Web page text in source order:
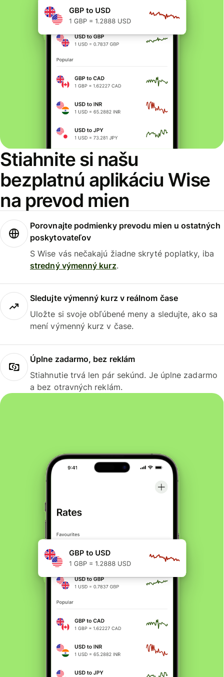
Stiahnite si našu
bezplatnú aplikáciu Wise
na prevod mien
Porovnajte podmienky prevodu mien u ostatných
poskytovateľov
S Wise vás nečakajú žiadne skryté poplatky, iba
stredný výmenný kurz.
Sledujte výmenný kurz v reálnom čase
Uložte si svoje obľúbené meny a sledujte, ako sa
mení výmenný kurz v čase.
Úplne zadarmo, bez reklám
Stiahnutie trvá len pár sekúnd. Je úplne zadarmo
a bez otravných reklám.